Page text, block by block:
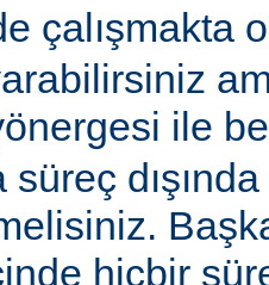
çalışmakta
ile
hiçbir